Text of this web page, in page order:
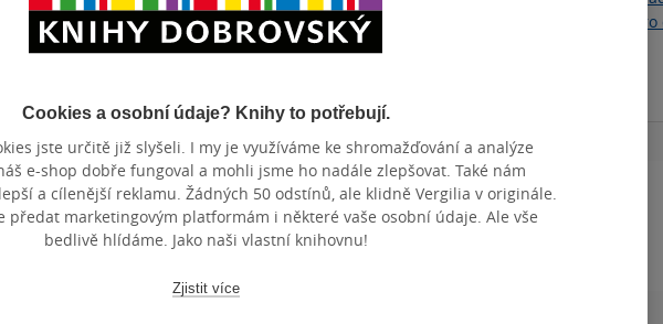
Detektivní a dobrodružné příběhy pro
TÉMATA
Mp3
čeština
DÉLKA 10:12:16
Cookies a osobní údaje? Knihy to potřebují.
jste určitě již slyšeli. I my je využíváme ke shromažďování a analýze
e-shop dobře fungoval a mohli jsme ho nadále zlepšovat. Také nám
a cílenější reklamu. Žádných 50 odstínů, ale klidně Vergilia v originále.
předat marketingovým platformám i některé vaše osobní údaje. Ale vše
bedlivě hlídáme. Jako naši vlastní knihovnu!
Zjistit více